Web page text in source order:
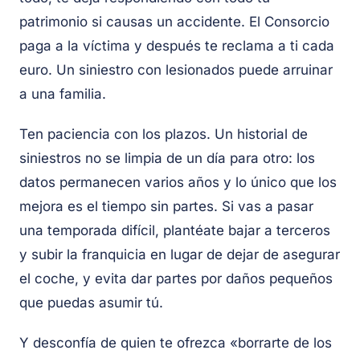
patrimonio si causas un accidente. El Consorcio
paga a la víctima y después te reclama a ti cada
euro. Un siniestro con lesionados puede arruinar
a una familia.
Ten paciencia con los plazos. Un historial de
siniestros no se limpia de un día para otro: los
datos permanecen varios años y lo único que los
mejora es el tiempo sin partes. Si vas a pasar
una temporada difícil, plantéate bajar a terceros
y subir la franquicia en lugar de dejar de asegurar
el coche, y evita dar partes por daños pequeños
que puedas asumir tú.
Y desconfía de quien te ofrezca «borrarte de los